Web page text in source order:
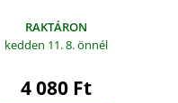
RAKTÁRON
kedden 11. 8.önnél
4 080 Ft